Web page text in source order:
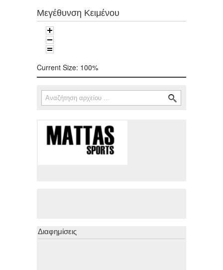
Μεγέθυνση Κειμένου
Current Size: 100%
Φόρμα αναζήτησης
Αναζήτηση
Διαφημίσεις